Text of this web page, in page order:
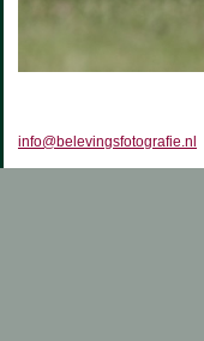
info@belevingsfotografie.nl